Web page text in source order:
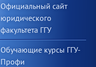
Официальный сайт
юридического
факультета ГГУ
Обучающие курсы ГГУ-
Профи